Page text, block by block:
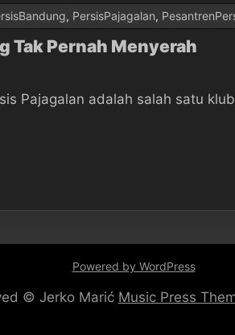
, PersisPajagalan,
Tak Pernah Menyerah
Pajagalan adalah salah satu
Powered by WordPress
© Jerko Marić Music Press